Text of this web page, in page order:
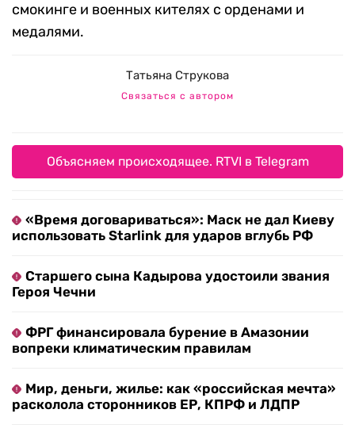
смокинге и военных кителях с орденами и
медалями.
Татьяна Струкова
Связаться с автором
Объясняем происходящее. RTVI в Telegram
«Время договариваться»: Маск не дал Киеву
использовать Starlink для ударов вглубь РФ
Старшего сына Кадырова удостоили звания
Героя Чечни
ФРГ финансировала бурение в Амазонии
вопреки климатическим правилам
Мир, деньги, жилье: как «российская мечта»
расколола сторонников ЕР, КПРФ и ЛДПР